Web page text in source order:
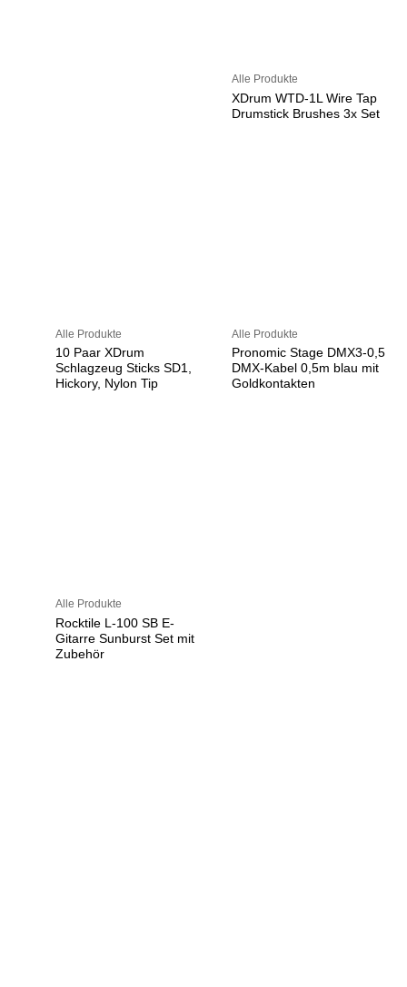
Alle Produkte
XDrum WTD-1L Wire Tap
Drumstick Brushes 3x Set
Alle Produkte
10 Paar XDrum
Schlagzeug Sticks SD1,
Hickory, Nylon Tip
Alle Produkte
Pronomic Stage DMX3-0,5
DMX-Kabel 0,5m blau mit
Goldkontakten
Alle Produkte
Rocktile L-100 SB E-
Gitarre Sunburst Set mit
Zubehör